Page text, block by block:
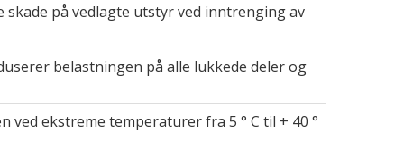
på vedlagte utstyr ved inntrenging av
belastningen på alle lukkede deler og
ekstreme temperaturer fra 5 ° C til + 40 °